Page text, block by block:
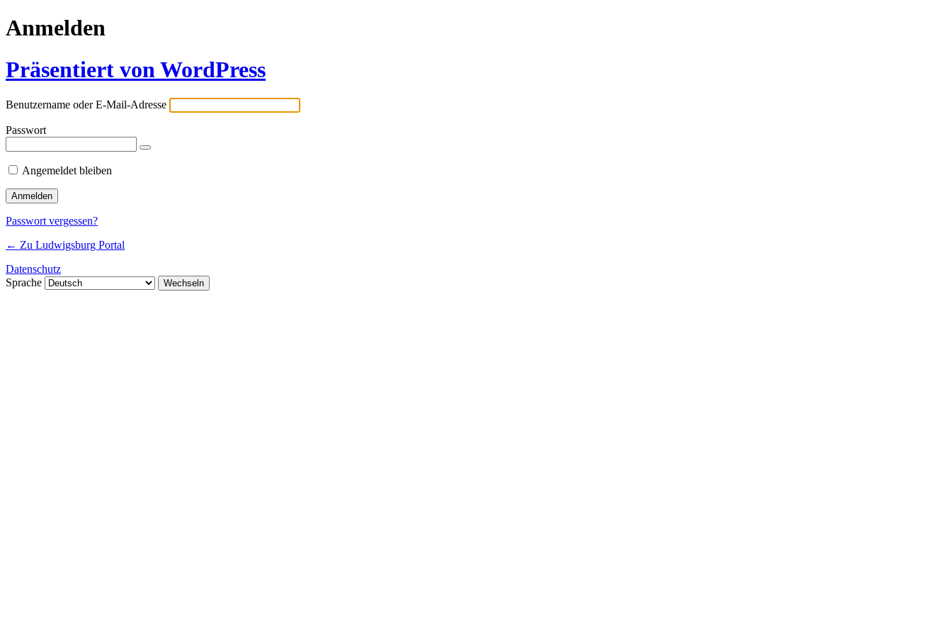
Anmelden
Präsentiert von WordPress
Benutzername oder E-Mail-Adresse
Passwort
Angemeldet bleiben
Passwort vergessen?
← Zu Ludwigsburg Portal
Datenschutz
Sprache